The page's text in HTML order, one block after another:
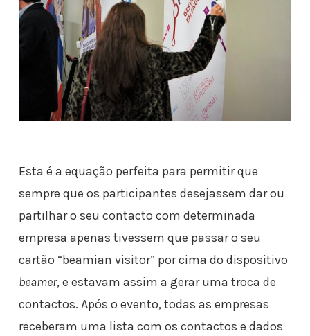
Esta é a equação perfeita para permitir que
sempre que os participantes desejassem dar ou
partilhar o seu contacto com determinada
empresa apenas tivessem que passar o seu
cartão “beamian visitor” por cima do dispositivo
beamer, e estavam assim a gerar uma troca de
contactos. Após o evento, todas as empresas
receberam uma lista com os contactos e dados